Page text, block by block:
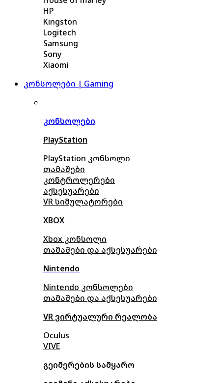
HP
Kingston
Logitech
Samsung
Sony
Xiaomi
კონსოლები | Gaming
კონსოლები
PlayStation
PlayStation კონსოლი
თამაშები
კონტროლერები
აქსესუარები
VR სიმულატორები
XBOX
Xbox კონსოლი
თამაშები და აქსესუარები
Nintendo
Nintendo კონსოლები
თამაშები და აქსესუარები
VR ვირტუალური რეალობა
Oculus
VIVE
გეიმერების სამყარო